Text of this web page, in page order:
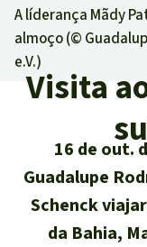
A líderança Mãdy
almoço (©
e.V.)
Visita
16 de out.
Guadalupe
Schenck
da Bahia,